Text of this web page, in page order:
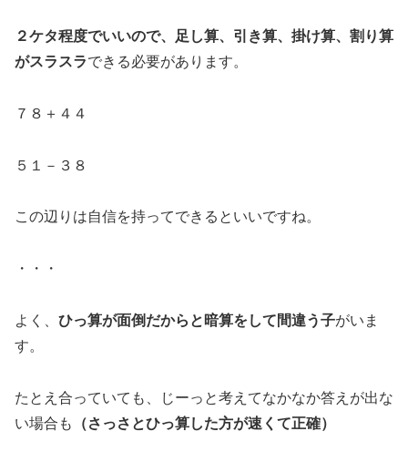
２ケタ程度でいいので、足し算、引き算、掛け算、割り算
がスラスラできる必要があります。
７８＋４４
５１－３８
この辺りは自信を持ってできるといいですね。
・・・
よく、 ひっ算が面倒だからと暗算をして間違う子がいま
す。
たとえ合っていても、じーっと考えてなかなか答えが出な
い場合も
（さっさとひっ算した方が速くて正確）